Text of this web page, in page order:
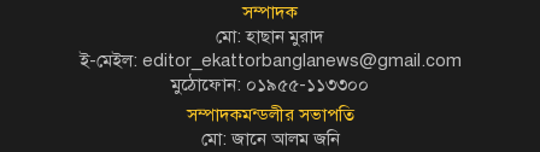
সম্পাদক
মো: হাছান মুরাদ
ই-মেইল: editor_ekattorbanglanews@gmail.com
মুঠোফোন: ০১৯৫৫-১১৩৩০০
সম্পাদকমন্ডলীর সভাপতি
মো: জানে আলম জনি